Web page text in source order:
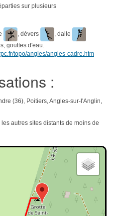
sur plusieurs
, dévers
, dalle
gouttes d'eau.
topo/angles/angles-cadre.htm
:
(36), Poitiers, Angles-sur-l'Anglin,
autres sites distants de moins de